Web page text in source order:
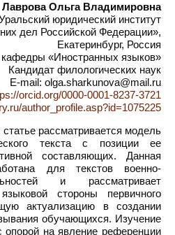
Лаврова Ольга Владимировна
юридический институт
дел Российской Федерации»,
Екатеринбург, Россия
«Иностранных языков»
Кандидат филологических наук
E-mail: olga.sharkunova@mail.ru
orcid.org/0000-0001-8237-3721
author_profile.asp?id=1075225
рассматривается модель
текста с позиции ее
составляющих. Данная
для текстов военно-
и рассматривает
стороны первичного
актуализацию в создании
обучающихся. Изучение
опорой на явление референции